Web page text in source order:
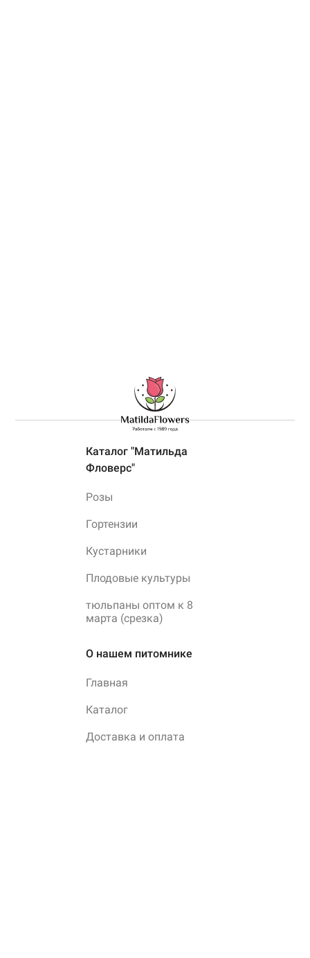
Каталог "Матильда
Фловерс"
Розы
Гортензии
Кустарники
Плодовые культуры
тюльпаны оптом к 8
марта (срезка)
О нашем питомнике
Главная
Каталог
Доставка и оплата